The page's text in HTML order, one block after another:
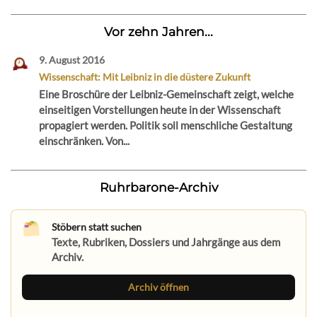
Vor zehn Jahren...
9. August 2016
Wissenschaft: Mit Leibniz in die düstere Zukunft
Eine Broschüre der Leibniz-Gemeinschaft zeigt, welche
einseitigen Vorstellungen heute in der Wissenschaft
propagiert werden. Politik soll menschliche Gestaltung
einschränken. Von...
Ruhrbarone-Archiv
Stöbern statt suchen
Texte, Rubriken, Dossiers und Jahrgänge aus dem
Archiv.
Archiv öffnen